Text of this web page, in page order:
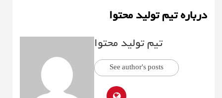
درباره تیم تولید محتوا
تیم تولید محتوا
See author's posts